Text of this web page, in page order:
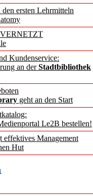
ersten Lehrmitteln
Kundenservice:
an derStadtbibliothek
geht an den Start
Le2B bestellen!
Management
Hut
aus